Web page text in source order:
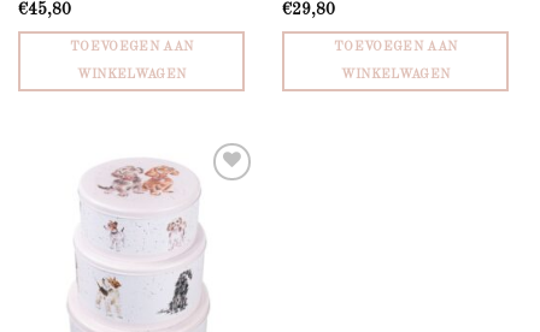
€45,80
TOEVOEGEN AAN
WINKELWAGEN
€29,80
TOEVOEGEN AAN
WINKELWAGEN